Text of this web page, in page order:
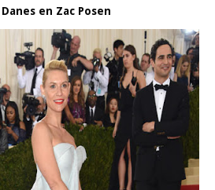
en Zac Posen